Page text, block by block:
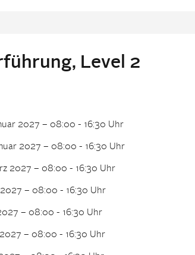
Level 2
2027 – 08:00 - 16:30 Uhr
2027 – 08:00 - 16:30 Uhr
2027 – 08:00 - 16:30 Uhr
2027 – 08:00 - 16:30 Uhr
– 08:00 - 16:30 Uhr
– 08:00 - 16:30 Uhr